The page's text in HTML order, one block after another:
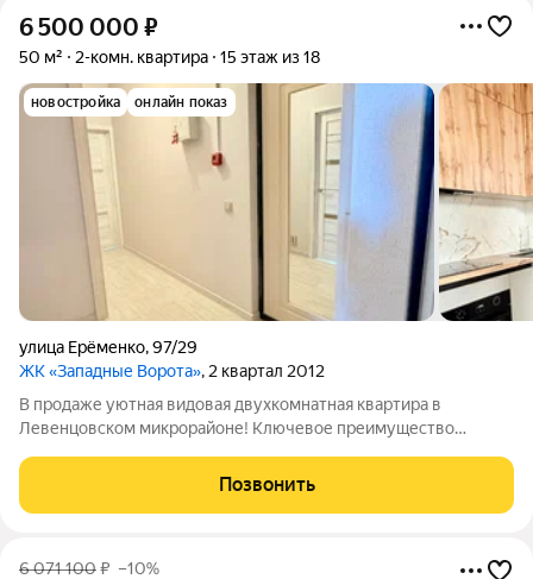
6 500 000 ₽
50 м² 2-комн. квартира 15 этаж из 18
новостройка онлайн показ
улица Ерёменко,97/29
ЖК «Западные Ворота», 2 квартал 2012
В продаже уютная видовая двухкомнатная квартира в
Левенцовском микрорайоне! Ключевое преимущество
непосредственной близости от дома: - рядом остановки
различных видов общественного транспорта; -
Позвонить
6 071 100₽ –10%